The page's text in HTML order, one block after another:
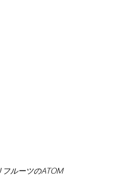
フルーツのATOM